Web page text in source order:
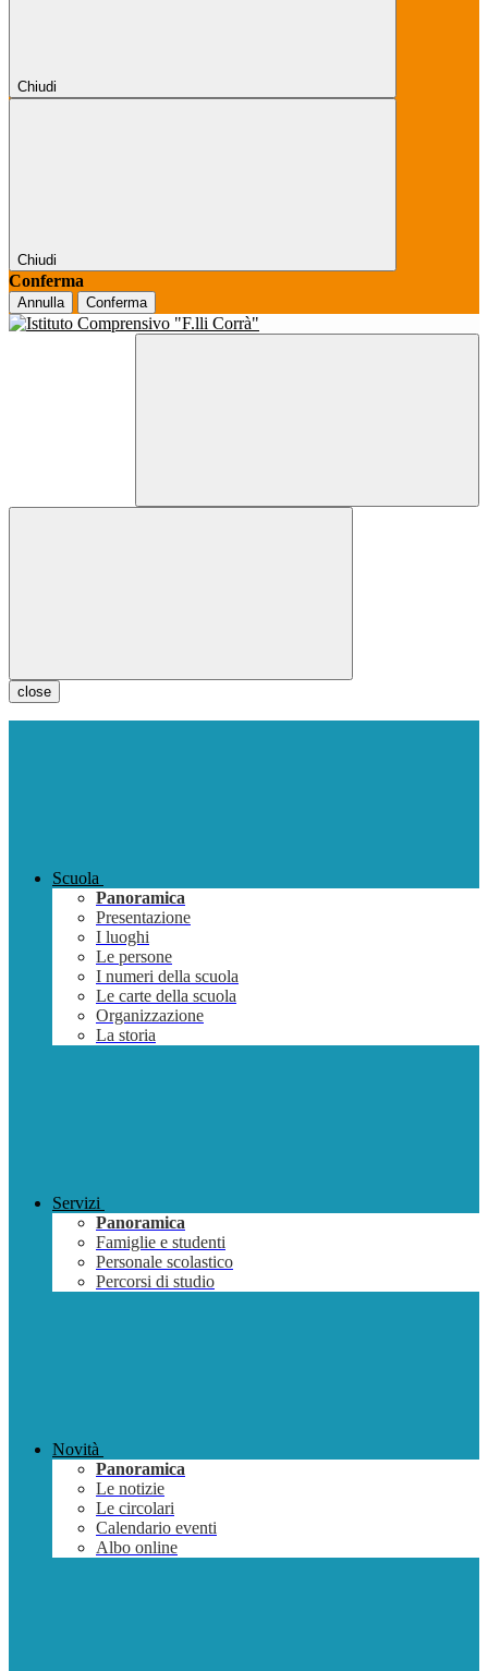
Chiudi
Chiudi
Conferma
Annulla Conferma
close
Scuola
Panoramica
Presentazione
I luoghi
Le persone
I numeri della scuola
Le carte della scuola
Organizzazione
La storia
Servizi
Panoramica
Famiglie e studenti
Personale scolastico
Percorsi di studio
Novità
Panoramica
Le notizie
Le circolari
Calendario eventi
Albo online